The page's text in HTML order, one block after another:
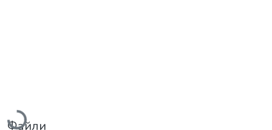
Вантажиться...
Файли